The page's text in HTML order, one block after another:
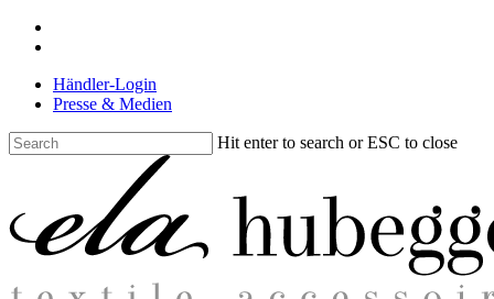
Skip
contentHändler-Login
Presse & Medien
Hit enter to search or ESC to close